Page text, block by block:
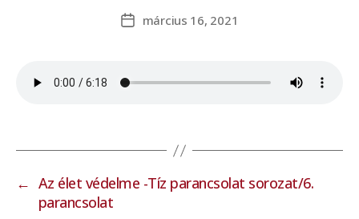
március 16, 2021
← Az élet védelme -Tíz parancsolat sorozat/6.
parancsolat